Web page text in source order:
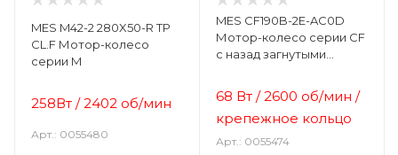
MES M42-2 280X50-R TP
CL.F Мотор-колесо
серии M
258Вт /2402 об/мин
Арт.: 0055480
MES CF190B-2E-AC0D
Мотор-колесо серии CF
с назад загнутыми
диффузором
68 Вт /2600 об/мин /
крепежное кольцо
Арт.: 0055474